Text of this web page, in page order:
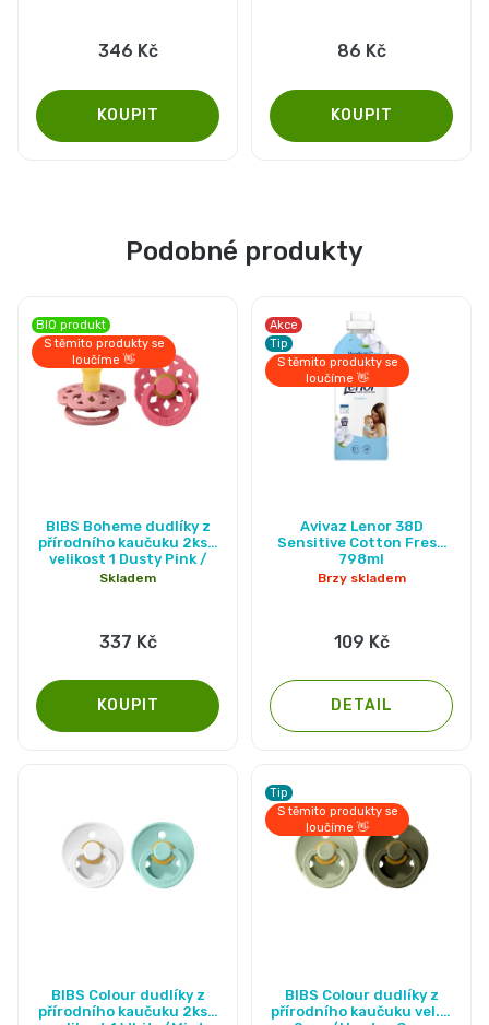
346 Kč 86 Kč
Podobné produkty
BIO produkt
S těmito produkty se
loučíme 👋
BIBS Boheme dudlíky z
přírodního kaučuku 2ks -
velikost 1 Dusty Pink /
Coral
Skladem
337 Kč
Akce
Tip
S těmito produkty se
loučíme 👋
Avivaz Lenor 38D
Sensitive Cotton Fresh
798ml
Brzy skladem
109 Kč
DETAIL
BIBS Colour dudlíky z
přírodního kaučuku 2ks -
Tip
S těmito produkty se
loučíme 👋
BIBS Colour dudlíky z
přírodního kaučuku vel. 3